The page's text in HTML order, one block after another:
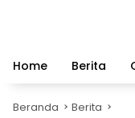
Home
Berita
Beranda Berita